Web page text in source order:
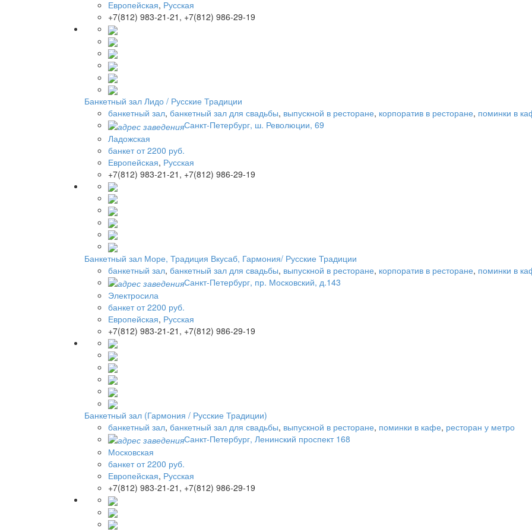
Европейская, Русская
+7(812) 983-21-21, +7(812) 986-29-19
Банкетный зал Лидо / Русские Традиции
банкетный зал, банкетный зал для свадьбы, выпускной в ресторане, корпоратив в ресторане, поминки в
Санкт-Петербург, ш. Революции, 69
Ладожская
банкет от 2200 руб.
Европейская, Русская
+7(812) 983-21-21, +7(812) 986-29-19
Банкетный зал Море, Традиция Вкусаб, Гармония/ Русские Традиции
банкетный зал, банкетный зал для свадьбы, выпускной в ресторане, корпоратив в ресторане, поминки в
Санкт-Петербург, пр. Московский, д.143
Электросила
банкет от 2200 руб.
Европейская, Русская
+7(812) 983-21-21, +7(812) 986-29-19
Банкетный зал (Гармония / Русские Традиции)
банкетный зал, банкетный зал для свадьбы, выпускной в ресторане, поминки в кафе, ресторан у метро
Санкт-Петербург, Ленинский проспект 168
Московская
банкет от 2200 руб.
Европейская, Русская
+7(812) 983-21-21, +7(812) 986-29-19